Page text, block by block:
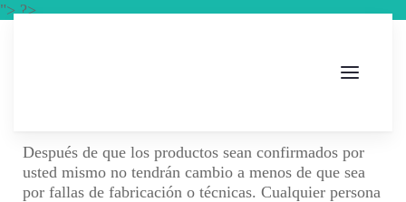
"> ?>
Después de que los productos sean confirmados por
usted mismo no tendrán cambio a menos de que sea
por fallas de fabricación o técnicas. Cualquier persona